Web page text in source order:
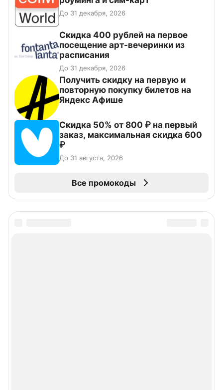
До 31 декабря, 2026
Cкидка 400 рублей на первое
посещение арт-вечеринки из
расписания
До 31 декабря, 2026
Получить скидку на первую и
повторную покупку билетов на
Яндекс Афише
Скидка 50% от 800 ₽ на первый
заказ, максимальная скидка 600
₽
До 31 августа, 2026
Все промокоды